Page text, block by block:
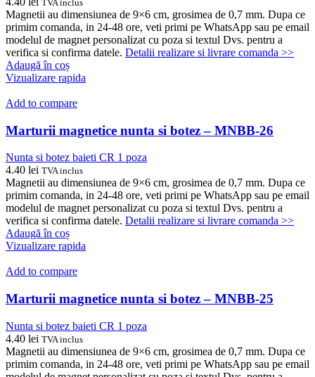
TVA inclus
Magnetii au dimensiunea de 9×6 cm, grosimea de 0,7 mm. Dupa ce
primim comanda, in 24-48 ore, veti primi pe WhatsApp sau pe email
modelul de magnet personalizat cu poza si textul Dvs. pentru a
verifica si confirma datele. Detalii realizare si livrare comanda >>
Adaugă în coș
Vizualizare rapida
Add to compare
Marturii magnetice nunta si botez – MNBB-26
Nunta si botez baieti CR 1 poza
4.40 lei TVA inclus
Magnetii au dimensiunea de 9×6 cm, grosimea de 0,7 mm. Dupa ce
primim comanda, in 24-48 ore, veti primi pe WhatsApp sau pe email
modelul de magnet personalizat cu poza si textul Dvs. pentru a
verifica si confirma datele. Detalii realizare si livrare comanda >>
Adaugă în coș
Vizualizare rapida
Add to compare
Marturii magnetice nunta si botez – MNBB-25
Nunta si botez baieti CR 1 poza
4.40 lei TVA inclus
Magnetii au dimensiunea de 9×6 cm, grosimea de 0,7 mm. Dupa ce
primim comanda, in 24-48 ore, veti primi pe WhatsApp sau pe email